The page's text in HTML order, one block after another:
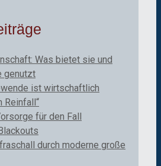
Was bietet sie und
genutzt
ist wirtschaftlich
Reinfall“
für den Fall
durch moderne große